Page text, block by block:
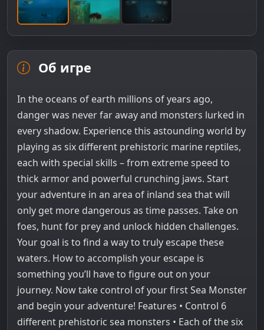
Об игре
In the oceans of earth millions of years ago,
danger was never far away and monsters lurked in
every shadow. Experience this astounding world by
playing as six different prehistoric marine reptiles,
each with special skills – from extreme speed to
thick armor and powerful crunching jaws. Start
your adventure in an area of inland sea that will
only get more dangerous as time passes. Take on
foes, hunt for prey and unlock hidden challenges.
Your goal is to find a way to truly escape these
waters. How to accomplish your escape is
something you’ll have to figure out on your
journey. Now take control of your first Sea Monster
and begin your adventure! Features • Control 6
different prehistoric sea monsters • Each of the six